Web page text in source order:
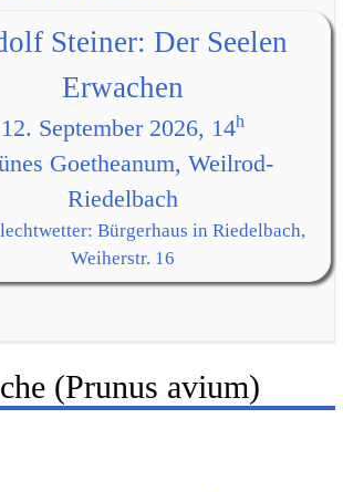
Steiner: Der Seelen
Erwachen
12. September 2026, 14h
Goetheanum, Weilrod-
Riedelbach
Bürgerhaus in Riedelbach,
Weiherstr. 16
(Prunus avium)